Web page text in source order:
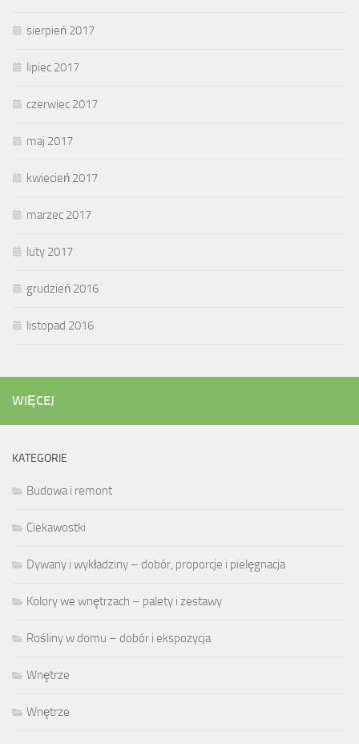
sierpień 2017
lipiec 2017
czerwiec 2017
maj 2017
kwiecień 2017
marzec 2017
luty 2017
grudzień 2016
listopad 2016
WIĘCEJ
KATEGORIE
Budowa i remont
Ciekawostki
Dywany i wykładziny – dobór, proporcje i pielęgnacja
Kolory we wnętrzach – palety i zestawy
Rośliny w domu – dobór i ekspozycja
Wnętrze
Wnętrze